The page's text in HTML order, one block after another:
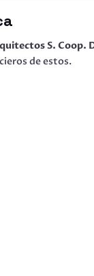
S. Coop.
de estos.